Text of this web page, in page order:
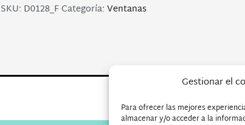
Gestionar el
Para ofrecer las mejores
almacenar y/o acceder a la
SKU: D0128_FCategoría:Ventanas